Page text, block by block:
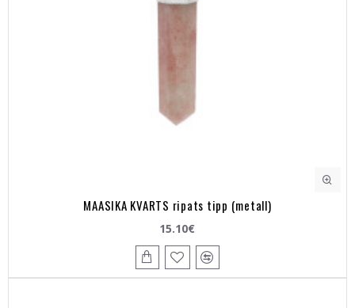
MAASIKA KVARTS ripats tipp (metall)
15.10€